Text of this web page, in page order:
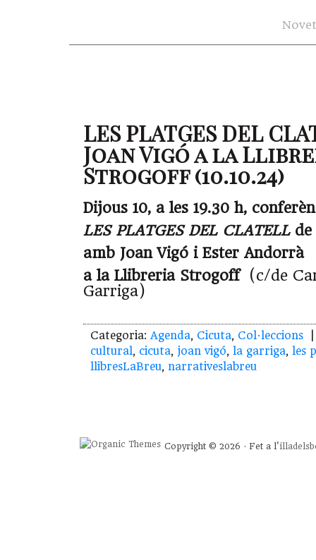
LES PLATGES DEL
Joan Vigó a la
Strogoff (10.10.24)
Dijous 10, a les 19.30 h,
LES PLATGES DEL CLATELLde
amb Joan Vigó i Ester Andorrà
a la Llibreria Strogoff(c/de
Garriga)
Categoria: Agenda, Cicuta, Col·leccions
cultural, cicuta, joan vigó, la garriga, les
llibresLaBreu, narrativeslabreu
Copyright © 2026 · Fet a l'